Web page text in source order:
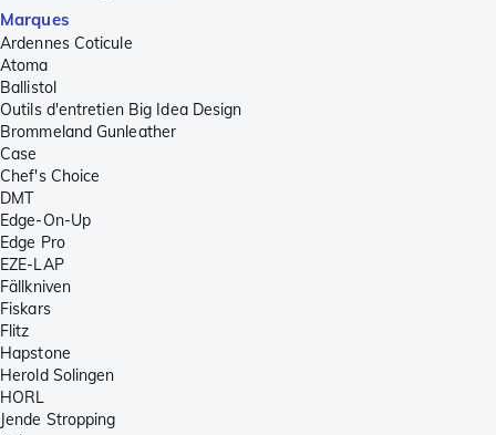
Marques
Ardennes Coticule
Atoma
Ballistol
Outils d'entretien Big Idea Design
Brommeland Gunleather
Case
Chef's Choice
DMT
Edge-On-Up
Edge Pro
EZE-LAP
Fällkniven
Fiskars
Flitz
Hapstone
Herold Solingen
HORL
Jende Stropping